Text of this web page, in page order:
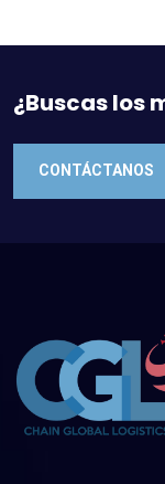
¿Buscas los
CONTÁCTANOS